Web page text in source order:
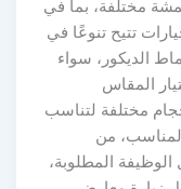
مختلفة، بما في
تتيح تنوعًا في
سواء
المقاس
مختلفة لتناسب
من
المطلوبة،